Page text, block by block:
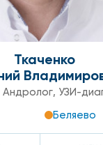
Ткаченко
Андролог, УЗИ-
Беляево